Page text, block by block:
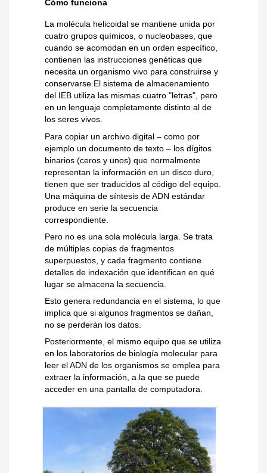
Cómo funciona
La molécula helicoidal se mantiene unida por
cuatro grupos químicos, o nucleobases, que
cuando se acomodan en un orden específico,
contienen las instrucciones genéticas que
necesita un organismo vivo para construirse y
conservarse.El sistema de almacenamiento
del IEB utiliza las mismas cuatro "letras", pero
en un lenguaje completamente distinto al de
los seres vivos.
Para copiar un archivo digital – como por
ejemplo un documento de texto – los dígitos
binarios (ceros y unos) que normalmente
representan la información en un disco duro,
tienen que ser traducidos al código del equipo.
Una máquina de síntesis de ADN estándar
produce en serie la secuencia
correspondiente.
Pero no es una sola molécula larga. Se trata
de múltiples copias de fragmentos
superpuestos, y cada fragmento contiene
detalles de indexación que identifican en qué
lugar se almacena la secuencia.
Esto genera redundancia en el sistema, lo que
implica que si algunos fragmentos se dañan,
no se perderán los datos.
Posteriormente, el mismo equipo que se utiliza
en los laboratorios de biología molecular para
leer el ADN de los organismos se emplea para
extraer la información, a la que se puede
acceder en una pantalla de computadora.